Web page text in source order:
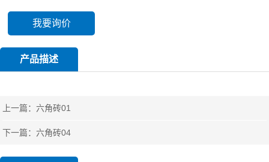
我要询价
产品描述
上一篇：六角砖01
下一篇：六角砖04